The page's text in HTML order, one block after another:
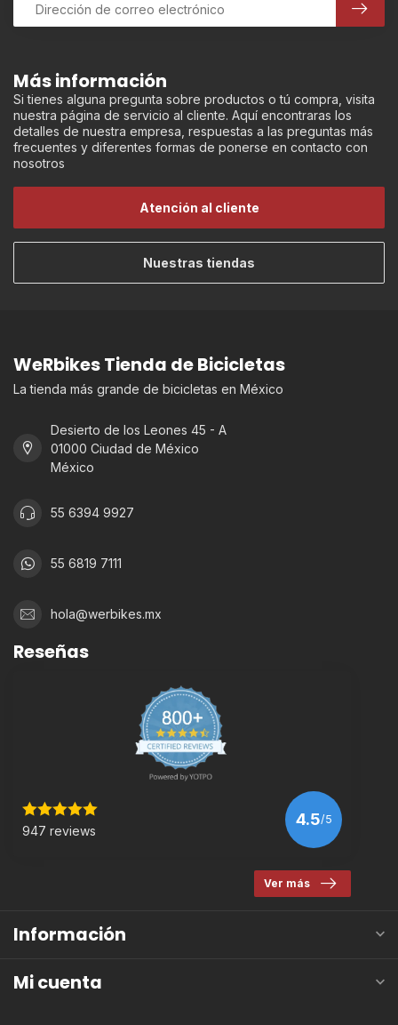
Más información
Si tienes alguna pregunta sobre productos o tú compra, visita
nuestra página de servicio al cliente. Aquí encontraras los
detalles de nuestra empresa, respuestas a las preguntas más
frecuentes y diferentes formas de ponerse en contacto con
nosotros
Atención al cliente
Nuestras tiendas
WeRbikes Tienda de Bicicletas
La tienda más grande de bicicletas en México
Desierto de los Leones 45 - A
01000 Ciudad de México
México
55 6394 9927
55 6819 7111
hola@werbikes.mx
Reseñas
947 reviews
4.5/5
Ver más
Información
Mi cuenta